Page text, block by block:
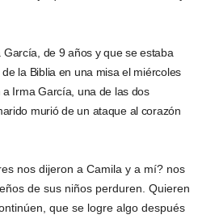
García, de 9 años y que se estaba
la Biblia en una misa el miércoles
Irma García, una de las dos
murió de un ataque al corazón
nos dijeron a Camila y a mí? nos
de sus niños perduren. Quieren
que se logre algo después